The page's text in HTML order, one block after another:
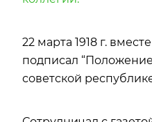
22 марта 1918 г.
подписал
советской